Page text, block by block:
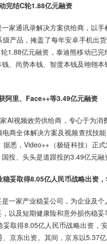
完结C轮1.88亿元融资
家通讯录解决方案供给商，以
产品，掩盖了每年安卓手机出
1.88亿元融资，泰迪熊移动已
、尚势本钱、智度本钱及翊翎
阿里、Face++等3.49亿元融资
AI视频效劳供给商，专心于为
商全体解决方案及视频查找技
悉，Video++（极链科技）正
投、头头是道跟投的3.49亿元融
稳妥取得8.05亿人民币战略出资
一家产业稳妥公司，为企业及
以及短期健康险和意外损伤稳
妥取得8.05亿人民币战略出资，
京东出资。其间，京东以5.37